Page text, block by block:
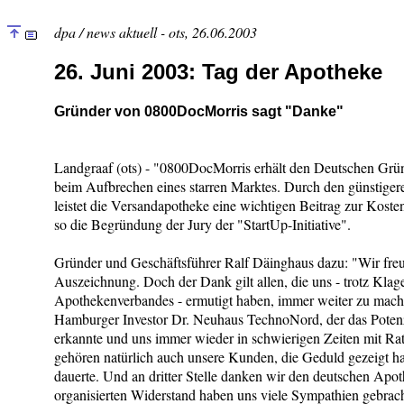
dpa / news aktuell - ots, 26.06.2003
26. Juni 2003: Tag der Apotheke
Gründer von 0800DocMorris sagt "Danke"
Landgraaf (ots) - "0800DocMorris erhält den Deutschen
beim Aufbrechen eines starren Marktes. Durch den
leistet die Versandapotheke eine wichtigen Beitrag zur
so die Begründung der Jury der "StartUp-Initiative".
Gründer und Geschäftsführer Ralf Däinghaus dazu: "Wir
Auszeichnung. Doch der Dank gilt allen, die uns - trotz
Apothekenverbandes - ermutigt haben, immer weiter zu
Hamburger Investor Dr. Neuhaus TechnoNord, der das
erkannte und uns immer wieder in schwierigen Zeiten mit
gehören natürlich auch unsere Kunden, die Geduld gezeigt
dauerte. Und an dritter Stelle danken wir den deutschen
organisierten Widerstand haben uns viele Sympathien